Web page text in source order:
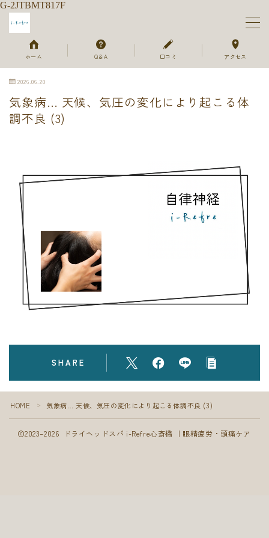
G-2JTBMT817F
MENU
ホーム
メニュー＆ご予約
ご利用の流れ
よくあるご質問
お客様のお声
フォト
ホーム Q＆A 口コミ アクセス
2026.06.20
気象病… 天候、気圧の変化により起こる体
調不良 (3)
SHARE
HOME ＞ 気象病… 天候、気圧の変化により起こる体調不良 (3)
2023–2026 ドライヘッドスパ i-Refre心斎橋 ｜眼精疲労・頭痛ケア